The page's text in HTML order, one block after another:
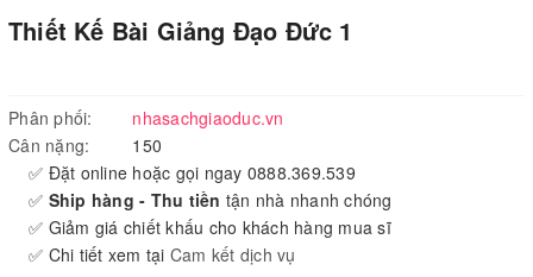
Thiết Kế Bài Giảng Đạo Đức 1
Phân phối:
nhasachgiaoduc.vn
Cân nặng:
150
✅ Đặt online hoặc gọi ngay 0888.369.539
✅ Ship hàng - Thu tiền tận nhà nhanh chóng
✅ Giảm giá chiết khấu cho khách hàng mua sĩ
✅ Chi tiết xem tại Cam kết dịch vụ